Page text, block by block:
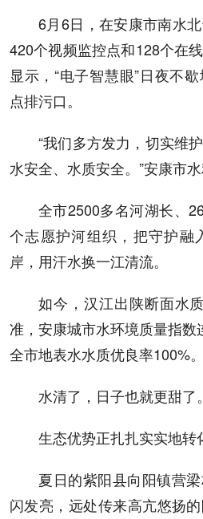
6月6日，在安康市南水
420个视频监控点和128个在
显示，“电子智慧眼”日夜不
点排污口。
“我们多方发力，切实维
水安全、水质安全。”安康市
全市2500多名河湖长、
个志愿护河组织，把守护融
岸，用汗水换一江清流。
如今，汉江出陕断面水
准，安康城市水环境质量指数
全市地表水水质优良率100%。
水清了，日子也就更甜了。
生态优势正扎扎实实地转
夏日的紫阳县向阳镇营
闪发亮，远处传来高亢悠扬